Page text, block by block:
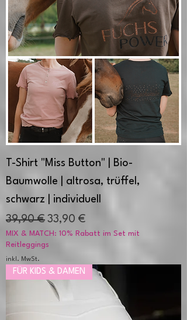
T-Shirt "Miss Button" | Bio-
Baumwolle | altrosa, trüffel,
schwarz | individuell
Standardpreis
39,90 € Sale-Preis
33,90 €
MIX & MATCH: 10% Rabatt im Set mit
Reitleggings
inkl. MwSt.
FÜR KIDS & DAMEN